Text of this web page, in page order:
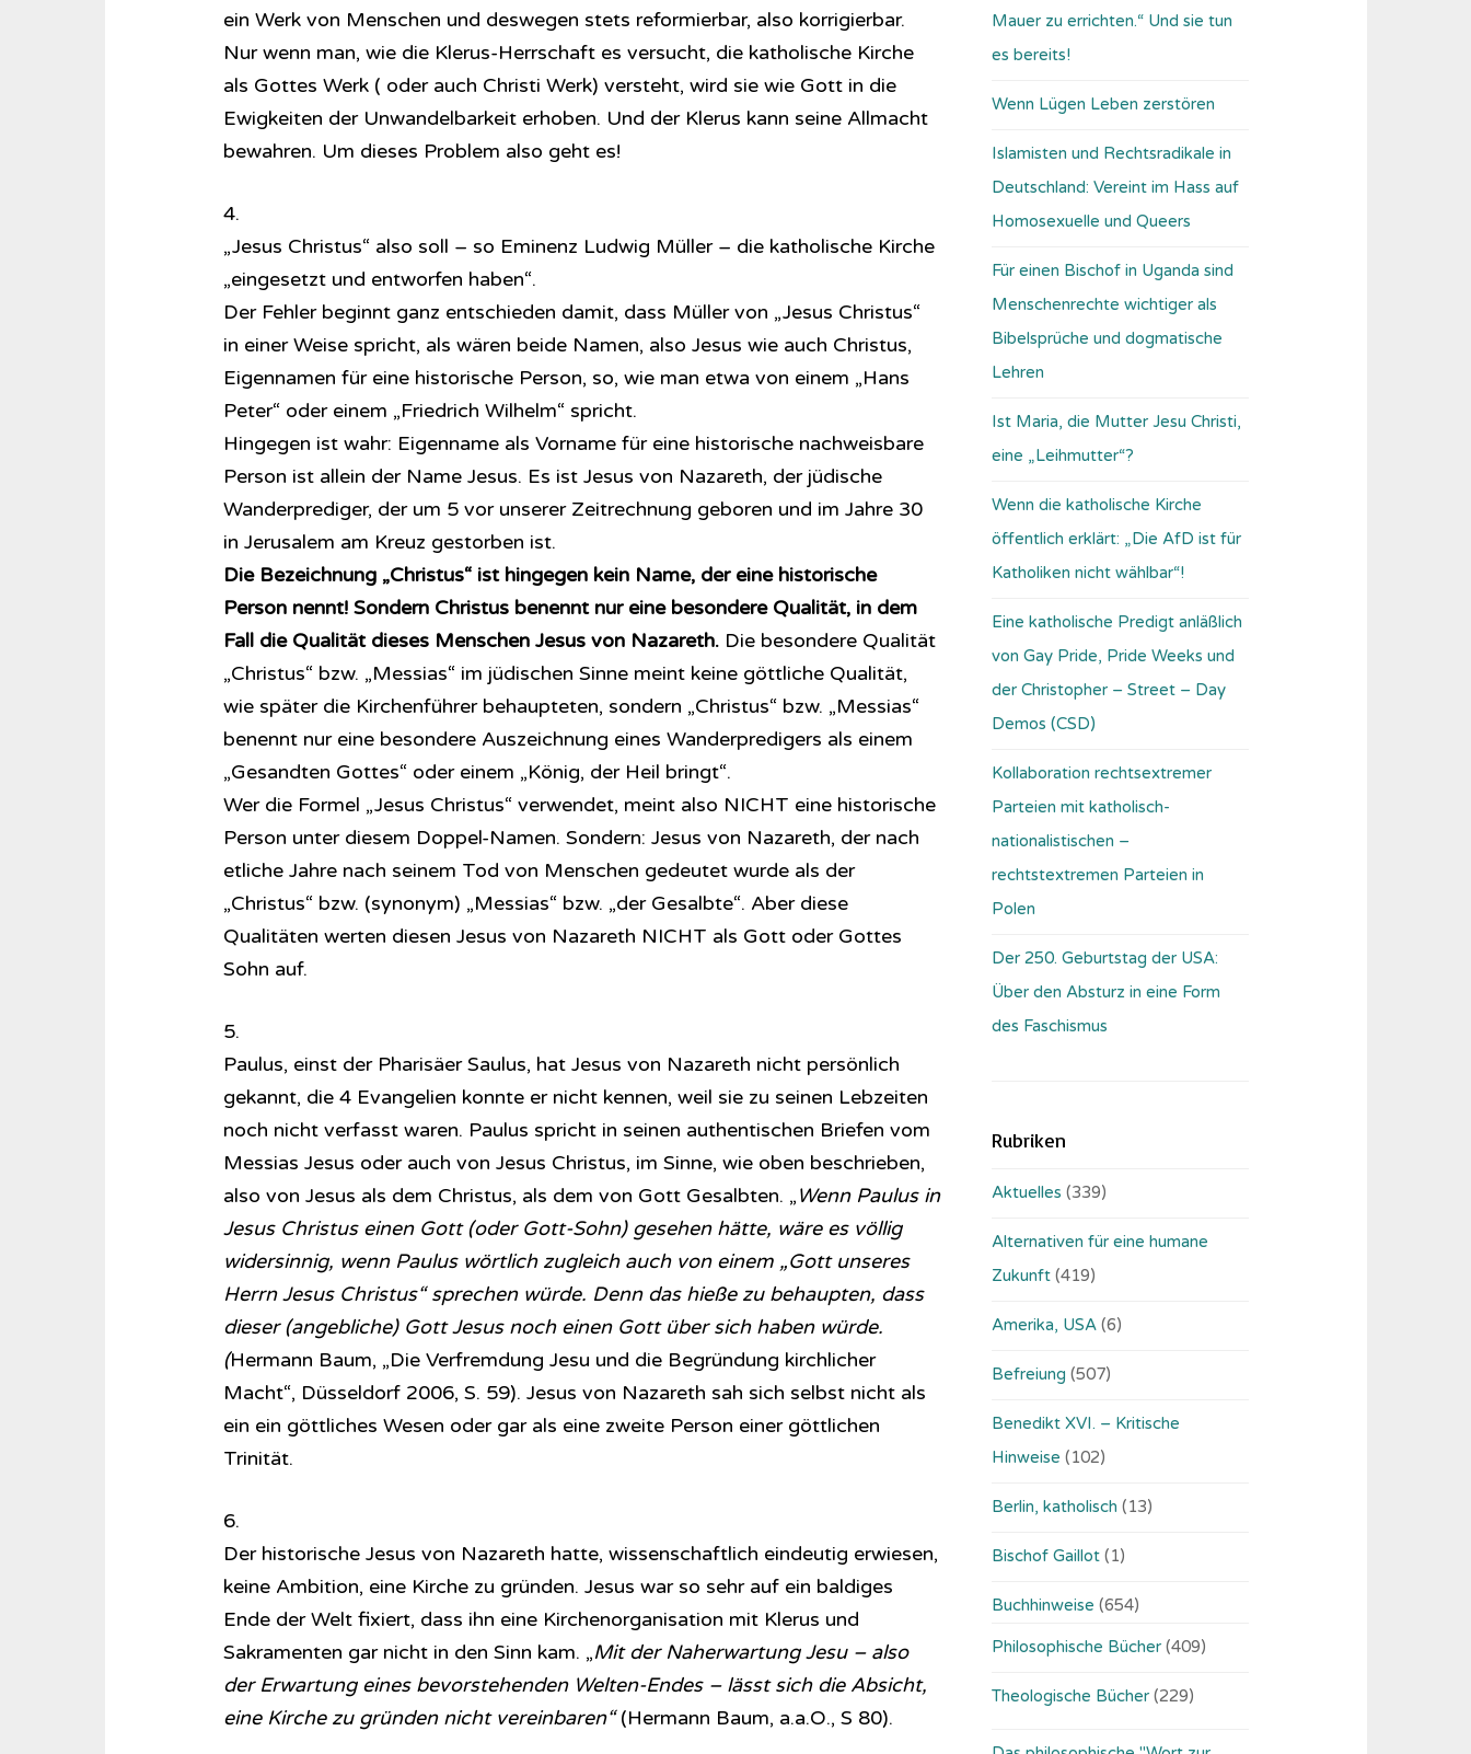
ein Werk von Menschen und deswegen stets reformierbar, also korrigierbar.
Nur wenn man, wie die Klerus-Herrschaft es versucht, die katholische Kirche
als Gottes Werk ( oder auch Christi Werk) versteht, wird sie wie Gott in die
Ewigkeiten der Unwandelbarkeit erhoben. Und der Klerus kann seine Allmacht
bewahren. Um dieses Problem also geht es!
4.
„Jesus Christus“ also soll – so Eminenz Ludwig Müller – die katholische Kirche
„eingesetzt und entworfen haben“.
Der Fehler beginnt ganz entschieden damit, dass Müller von „Jesus Christus“
in einer Weise spricht, als wären beide Namen, also Jesus wie auch Christus,
Eigennamen für eine historische Person, so, wie man etwa von einem „Hans
Peter“ oder einem „Friedrich Wilhelm“ spricht.
Hingegen ist wahr: Eigenname als Vorname für eine historische nachweisbare
Person ist allein der Name Jesus. Es ist Jesus von Nazareth, der jüdische
Wanderprediger, der um 5 vor unserer Zeitrechnung geboren und im Jahre 30
in Jerusalem am Kreuz gestorben ist.
Die Bezeichnung „Christus“ ist hingegen kein Name, der eine historische
Person nennt! Sondern Christus benennt nur eine besondere Qualität, in dem
Fall die Qualität dieses Menschen Jesus von Nazareth.Die besondere Qualität
„Christus“ bzw. „Messias“ im jüdischen Sinne meint keine göttliche Qualität,
wie später die Kirchenführer behaupteten, sondern „Christus“ bzw. „Messias“
benennt nur eine besondere Auszeichnung eines Wanderpredigers als einem
„Gesandten Gottes“ oder einem „König, der Heil bringt“.
Wer die Formel „Jesus Christus“ verwendet, meint also NICHT eine historische
Person unter diesem Doppel-Namen. Sondern: Jesus von Nazareth, der nach
etliche Jahre nach seinem Tod von Menschen gedeutet wurde als der
„Christus“ bzw. (synonym) „Messias“ bzw. „der Gesalbte“. Aber diese
Qualitäten werten diesen Jesus von Nazareth NICHT als Gott oder Gottes
Sohn auf.
5.
Paulus, einst der Pharisäer Saulus, hat Jesus von Nazareth nicht persönlich
gekannt, die 4 Evangelien konnte er nicht kennen, weil sie zu seinen Lebzeiten
noch nicht verfasst waren. Paulus spricht in seinen authentischen Briefen vom
Messias Jesus oder auch von Jesus Christus, im Sinne, wie oben beschrieben,
also von Jesus als dem Christus, als dem von Gott Gesalbten. „Wenn Paulus in
Jesus Christus einen Gott (oder Gott-Sohn) gesehen hätte, wäre es völlig
widersinnig, wenn Paulus wörtlich zugleich auch von einem „Gott unseres
Herrn Jesus Christus“ sprechen würde. Denn das hieße zu behaupten, dass
dieser (angebliche) Gott Jesus noch einen Gott über sich haben würde.
(Hermann Baum, „Die Verfremdung Jesu und die Begründung kirchlicher
Macht“, Düsseldorf 2006, S. 59). Jesus von Nazareth sah sich selbst nicht als
ein ein göttliches Wesen oder gar als eine zweite Person einer göttlichen
Trinität.
6.
Der historische Jesus von Nazareth hatte, wissenschaftlich eindeutig erwiesen,
keine Ambition, eine Kirche zu gründen. Jesus war so sehr auf ein baldiges
Ende der Welt fixiert, dass ihn eine Kirchenorganisation mit Klerus und
Sakramenten gar nicht in den Sinn kam. „Mit der Naherwartung Jesu – also
der Erwartung eines bevorstehenden Welten-Endes – lässt sich die Absicht,
eine Kirche zu gründen nicht vereinbaren“(Hermann Baum, a.a.O., S 80).
Mauer zu errichten.“ Und sie tun
es bereits!
Wenn Lügen Leben zerstören
Islamisten und Rechtsradikale in
Deutschland: Vereint im Hass auf
Homosexuelle und Queers
Für einen Bischof in Uganda sind
Menschenrechte wichtiger als
Bibelsprüche und dogmatische
Lehren
Ist Maria, die Mutter Jesu Christi,
eine „Leihmutter“?
Wenn die katholische Kirche
öffentlich erklärt: „Die AfD ist für
Katholiken nicht wählbar“!
Eine katholische Predigt anläßlich
von Gay Pride, Pride Weeks und
der Christopher – Street – Day
Demos (CSD)
Kollaboration rechtsextremer
Parteien mit katholisch-
nationalistischen –
rechtstextremen Parteien in
Polen
Der 250. Geburtstag der USA:
Über den Absturz in eine Form
des Faschismus
Rubriken
Aktuelles (339)
Alternativen für eine humane
Zukunft (419)
Amerika, USA (6)
Befreiung (507)
Benedikt XVI. – Kritische
Hinweise (102)
Berlin, katholisch (13)
Bischof Gaillot (1)
Buchhinweise (654)
Philosophische Bücher (409)
Theologische Bücher (229)